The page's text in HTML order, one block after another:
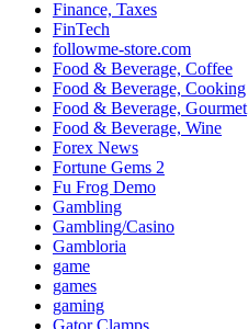
Finance, Taxes
FinTech
followme-store.com
Food & Beverage, Coffee
Food & Beverage, Cooking
Food & Beverage, Gourmet
Food & Beverage, Wine
Forex News
Fortune Gems 2
Fu Frog Demo
Gambling
Gambling/Casino
Gambloria
game
games
gaming